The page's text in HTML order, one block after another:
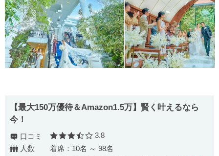
【最⼤150万優待＆Amazon1.5万】賢く叶えるなら
今！
口コミ 口コミ評価
3.8
人数
着席：10名 ～ 98名